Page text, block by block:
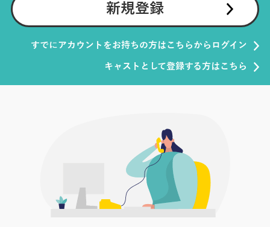
新規登録
すでにアカウントをお持ちの方はこちらからログイン
キャストとして登録する方はこちら